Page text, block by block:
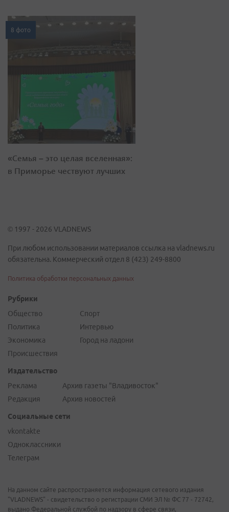
8 фото
«Семья – это целая вселенная»:
в Приморье чествуют лучших
© 1997 - 2026 VLADNEWS
При любом использовании материалов ссылка на vladnews.ru
обязательна. Коммерческий отдел 8 (423) 249-8800
Политика обработки персональных данных
Рубрики
Общество
Политика
Экономика
Происшествия
Спорт
Интервью
Город на ладони
Издательство
Реклама
Редакция
Архив газеты "Владивосток"
Архив новостей
Социальные сети
vkontakte
Одноклассники
Телеграм
На данном сайте распространяется информация сетевого издания
"VLADNEWS" - свидетельство о регистрации СМИ ЭЛ № ФС 77 - 72742,
выдано Федеральной службой по надзору в сфере связи,